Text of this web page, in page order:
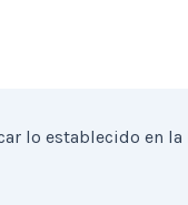
lo establecido en la